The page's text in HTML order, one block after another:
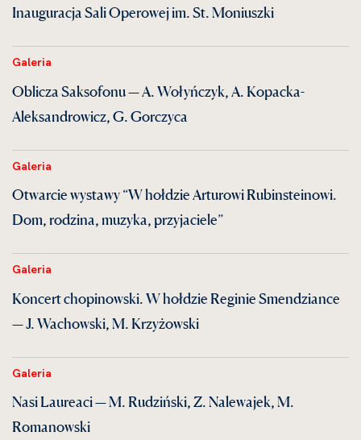
Inauguracja Sali Operowej im. St. Moniuszki
Galeria
Oblicza Saksofonu — A. Wołyńczyk, A. Kopacka-
Aleksandrowicz, G. Gorczyca
Galeria
Otwarcie wystawy “W hołdzie Arturowi Rubinsteinowi.
Dom, rodzina, muzyka, przyjaciele”
Galeria
Koncert chopinowski. W hołdzie Reginie Smendziance
— J. Wachowski, M. Krzyżowski
Galeria
Nasi Laureaci — M. Rudziński, Z. Nalewajek, M.
Romanowski